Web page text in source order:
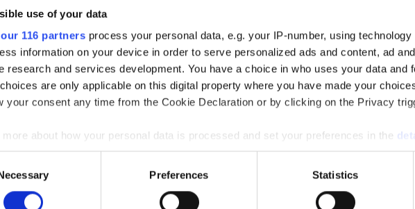
use of your data
our 116 partners process your personal data, e.g. your IP-number, using
information on your device in order to serve personalized ads and content, ad
research and services development. You have a choice in who uses your data and
are only applicable on this digital property where you have made your
your consent any time from the Cookie Declaration or by clicking on the Privacy
more about how your personal data is processed and set your preferences in the
cookies to personalise content and ads, to provide social media features and to
about your use of our site with our social media, advertising and analytics
that you’ve provided to them or that they’ve collected from your use of their
Preferences Statistics
i Almedalen via sin proprietära varumärkesmodell Field of Meaning. Först ut är
i Karlstad kommun och drar tillbaka sin kandidatur inför höstens riksdagsval. Flera